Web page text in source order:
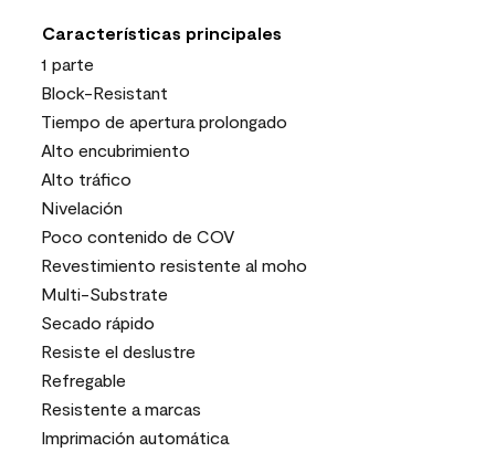
Características principales
1 parte
Block-Resistant
Tiempo de apertura prolongado
Alto encubrimiento
Alto tráfico
Nivelación
Poco contenido de COV
Revestimiento resistente al moho
Multi-Substrate
Secado rápido
Resiste el deslustre
Refregable
Resistente a marcas
Imprimación automática